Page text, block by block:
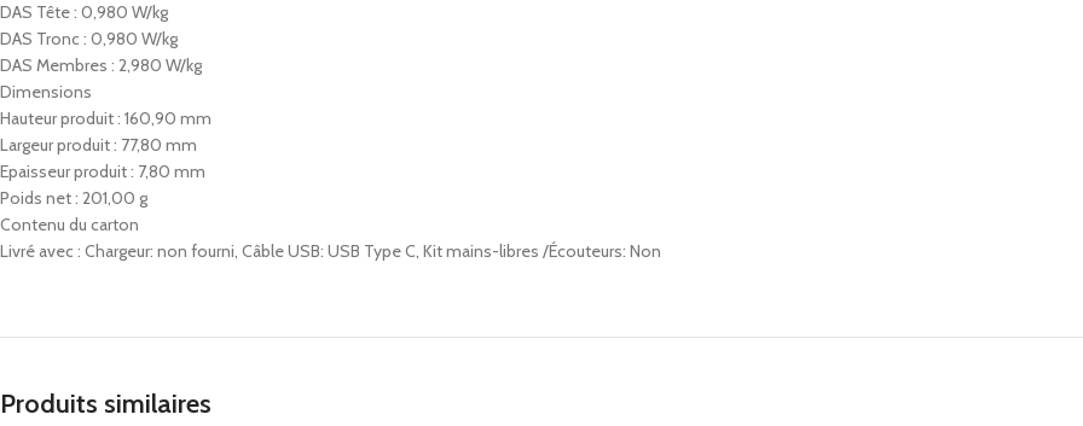
DAS Tête : 0,980 W/kg
DAS Tronc : 0,980 W/kg
DAS Membres : 2,980 W/kg
Dimensions
Hauteur produit : 160,90 mm
Largeur produit : 77,80 mm
Epaisseur produit : 7,80 mm
Poids net : 201,00 g
Contenu du carton
Livré avec : Chargeur: non fourni, Câble USB: USB Type C, Kit mains-libres /Écouteurs: Non
Produits similaires